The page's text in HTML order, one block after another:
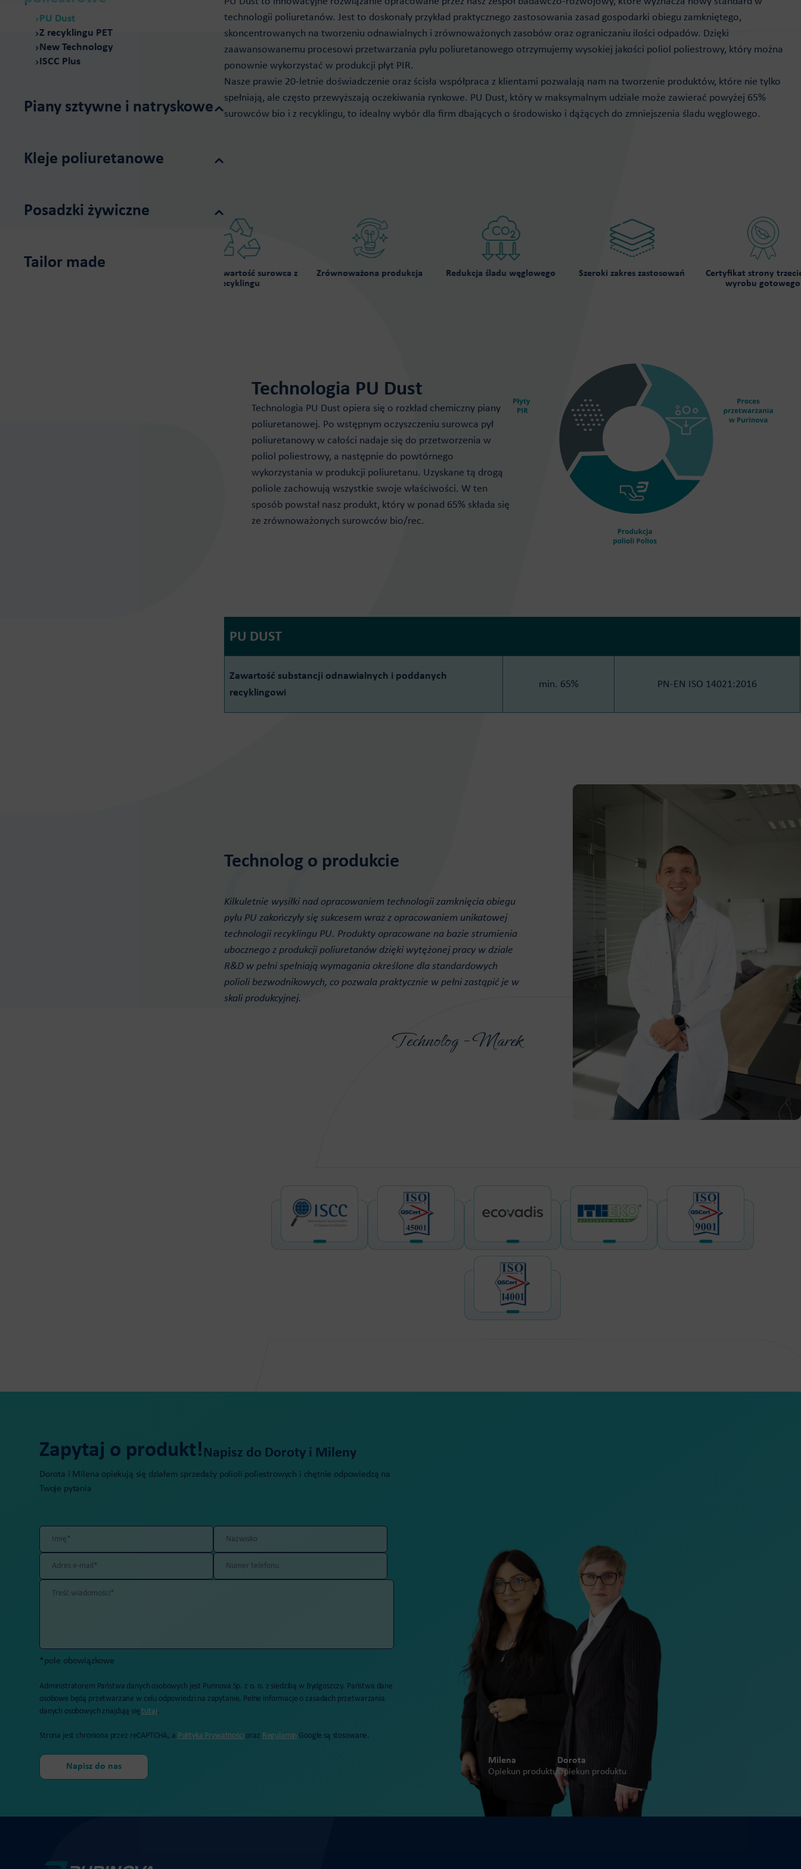
Do piany elastycznej i visco
PU Dust
Z recyklingu PET
New Technology
ISCC Plus
Piany sztywne i natryskowe
Systemy do paneli PIR PUROXEN
Kleje poliuretanowe
Do drewna
Posadzki żywiczne
Purios PU Floor
Tailor made
technologii poliuretanów. Jest to doskonały przykład praktycznego zastosowania zasad gospodarki obiegu zamkniętego,
skoncentrowanych na tworzeniu odnawialnych i zrównoważonych zasobów oraz ograniczaniu ilości odpadów. Dzięki
zaawansowanemu procesowi przetwarzania pyłu poliuretanowego otrzymujemy wysokiej jakości poliol poliestrowy, który można
ponownie wykorzystać w produkcji płyt PIR.
Nasze prawie 20-letnie doświadczenie oraz ścisła współpraca z klientami pozwalają nam na tworzenie produktów, które nie tylko
spełniają, ale często przewyższają oczekiwania rynkowe. PU Dust, który w maksymalnym udziale może zawierać powyżej 65%
surowców bio i z recyklingu, to idealny wybór dla firm dbających o środowisko i dążących do zmniejszenia śladu węglowego.
Wysoka zawartość surowca z
recyklingu
Zrównoważona produkcja Redukcja śladu węglowego Szeroki zakres zastosowań
Certyfikat strony trzeciej
wyrobu gotowego
Technologia PU Dust
Technologia PU Dust opiera się o rozkład chemiczny piany
poliuretanowej. Po wstępnym oczyszczeniu surowca pył
poliuretanowy w całości nadaje się do przetworzenia w
poliol poliestrowy, a następnie do powtórnego
wykorzystania w produkcji poliuretanu. Uzyskane tą drogą
poliole zachowują wszystkie swoje właściwości. W ten
sposób powstał nasz produkt, który w ponad 65% składa się
ze zrównoważonych surowców bio/rec.
PU DUST
Zawartość substancji odnawialnych i poddanych
recyklingowi
min. 65% PN-EN ISO 14021:2016
Technolog o produkcie
Kilkuletnie wysiłki nad opracowaniem technologii zamknięcia obiegu
pyłu PU zakończyły się sukcesem wraz z opracowaniem unikatowej
technologii recyklingu PU. Produkty opracowane na bazie strumienia
ubocznego z produkcji poliuretanów dzięki wytężonej pracy w dziale
R&D w pełni spełniają wymagania określone dla standardowych
polioli bezwodnikowych, co pozwala praktycznie w pełni zastąpić je w
skali produkcyjnej.
Technolog - Marek
Zapytaj o produkt! Napisz do Doroty i Mileny
Dorota i Milena opiekują się działem sprzedaży polioli poliestrowych i chętnie odpowiedzą na
Twoje pytania
*pole obowiązkowe
Administratorem Państwa danych osobowych jest Purinova Sp. z o. o. z siedzibą w Bydgoszczy. Państwa dane
osobowe będą przetwarzane w celu odpowiedzi na zapytanie. Pełne informacje o zasadach przetwarzania
danych osobowych znajdują siętutaj.
Strona jest chroniona przez reCAPTCHA, a Polityka Prywatności oraz Regulamin Google są stosowane.
Milena
Opiekun produktu
Dorota
Opiekun produktu